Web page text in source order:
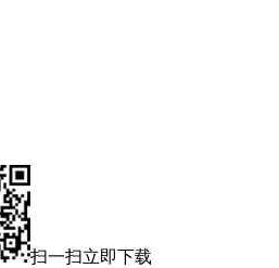
扫一扫立即下载